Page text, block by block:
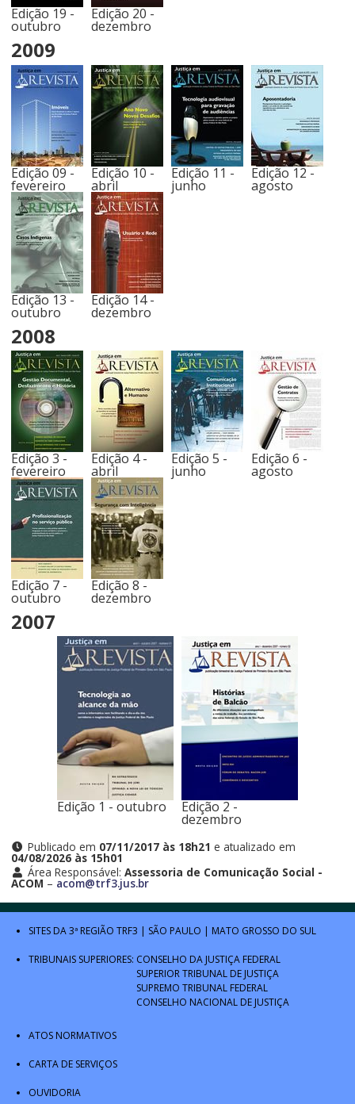
Edição 19 -
outubro
Edição 20 -
dezembro
2009
Edição 09 -
fevereiro
Edição 10 -
abril
Edição 11 -
junho
Edição 12 -
agosto
Edição 13 -
outubro
Edição 14 -
dezembro
2008
Edição 3 -
fevereiro
Edição 4 -
abril
Edição 5 -
junho
Edição 6 -
agosto
Edição 7 -
outubro
Edição 8 -
dezembro
2007
Edição 1 - outubro Edição 2 -
dezembro
Publicado em 07/11/2017 às 18h21 e atualizado em
04/08/2026 às 15h01
Área Responsável: Assessoria de Comunicação Social -
ACOM – acom@trf3.jus.br
SITES DA 3ª REGIÃO TRF3 | SÃO PAULO | MATO GROSSO DO SUL
TRIBUNAIS SUPERIORES: CONSELHO DA JUSTIÇA FEDERAL
SUPERIOR TRIBUNAL DE JUSTIÇA
SUPREMO TRIBUNAL FEDERAL
CONSELHO NACIONAL DE JUSTIÇA
ATOS NORMATIVOS
CARTA DE SERVIÇOS
OUVIDORIA